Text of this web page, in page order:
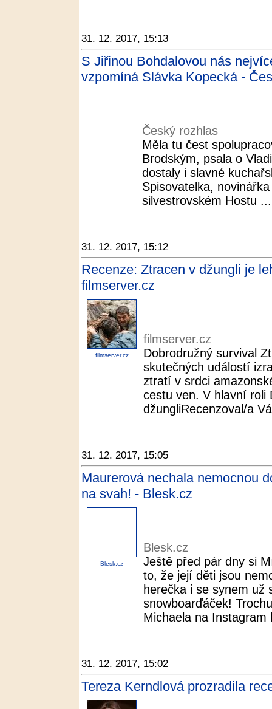
31. 12. 2017, 15:13
S Jiřinou Bohdalovou nás
vzpomíná Slávka Kopecká -
Český rozhlas
Měla tu čest
Brodským, psala o
dostaly i slavné
Spisovatelka,
silvestrovském Hostu ...
31. 12. 2017, 15:12
Recenze: Ztracen v džungli je
filmserver.cz
filmserver.cz
filmserver.cz
Dobrodružný survival
skutečných událostí
ztratí v srdci
cestu ven. V hlavní roli
džungliRecenzoval/a
31. 12. 2017, 15:05
Maurerová nechala nemocnou
na svah! - Blesk.cz
Blesk.cz
Blesk.cz
Ještě před pár dny si
to, že její děti jsou
herečka i se synem už
snowboarďáček!
Michaela na Instagram
31. 12. 2017, 15:02
Tereza Kerndlová prozradila